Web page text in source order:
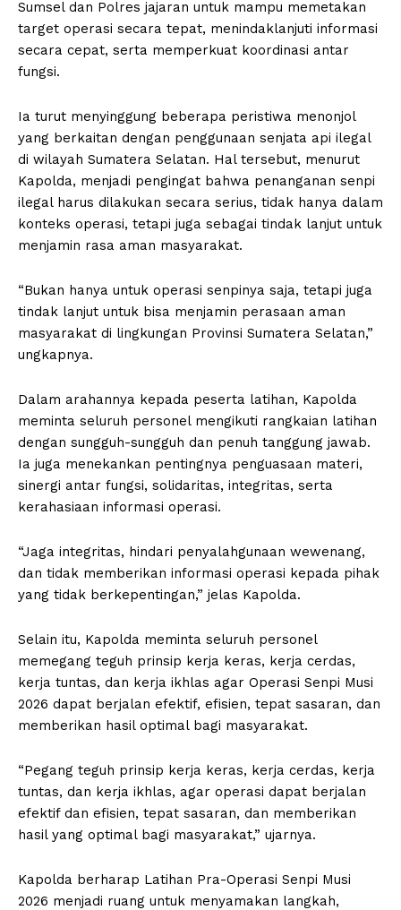
Sumsel dan Polres jajaran untuk mampu memetakan
target operasi secara tepat, menindaklanjuti informasi
secara cepat, serta memperkuat koordinasi antar
fungsi.
Ia turut menyinggung beberapa peristiwa menonjol
yang berkaitan dengan penggunaan senjata api ilegal
di wilayah Sumatera Selatan. Hal tersebut, menurut
Kapolda, menjadi pengingat bahwa penanganan senpi
ilegal harus dilakukan secara serius, tidak hanya dalam
konteks operasi, tetapi juga sebagai tindak lanjut untuk
menjamin rasa aman masyarakat.
“Bukan hanya untuk operasi senpinya saja, tetapi juga
tindak lanjut untuk bisa menjamin perasaan aman
masyarakat di lingkungan Provinsi Sumatera Selatan,”
ungkapnya.
Dalam arahannya kepada peserta latihan, Kapolda
meminta seluruh personel mengikuti rangkaian latihan
dengan sungguh-sungguh dan penuh tanggung jawab.
Ia juga menekankan pentingnya penguasaan materi,
sinergi antar fungsi, solidaritas, integritas, serta
kerahasiaan informasi operasi.
“Jaga integritas, hindari penyalahgunaan wewenang,
dan tidak memberikan informasi operasi kepada pihak
yang tidak berkepentingan,” jelas Kapolda.
Selain itu, Kapolda meminta seluruh personel
memegang teguh prinsip kerja keras, kerja cerdas,
kerja tuntas, dan kerja ikhlas agar Operasi Senpi Musi
2026 dapat berjalan efektif, efisien, tepat sasaran, dan
memberikan hasil optimal bagi masyarakat.
“Pegang teguh prinsip kerja keras, kerja cerdas, kerja
tuntas, dan kerja ikhlas, agar operasi dapat berjalan
efektif dan efisien, tepat sasaran, dan memberikan
hasil yang optimal bagi masyarakat,” ujarnya.
Kapolda berharap Latihan Pra-Operasi Senpi Musi
2026 menjadi ruang untuk menyamakan langkah,